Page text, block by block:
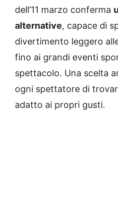
dell’11 marzo conferma
alternative, capace di
divertimento leggero
fino ai grandi eventi
spettacolo. Una scelta
ogni spettatore di
adatto ai propri gusti.